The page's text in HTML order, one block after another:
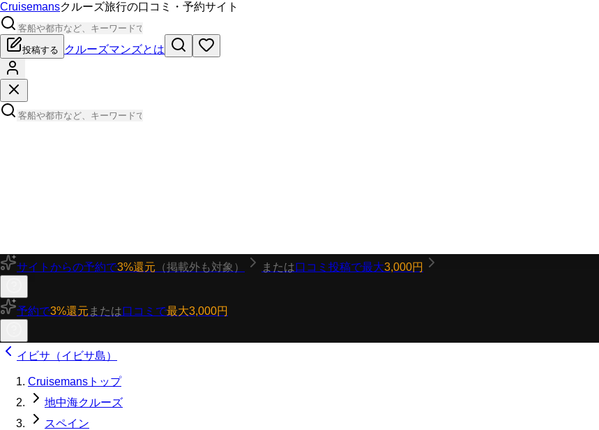
Cruisemansクルーズ旅行の口コミ・予約サイト
投稿する クルーズマンズとは
サイトからの予約で3%還元 （掲載外も対象） または口コミ投稿で最大3,000円
予約で3%還元 または口コミで最大3,000円
イビサ（イビサ島）
Cruisemansトップ
地中海クルーズ
スペイン